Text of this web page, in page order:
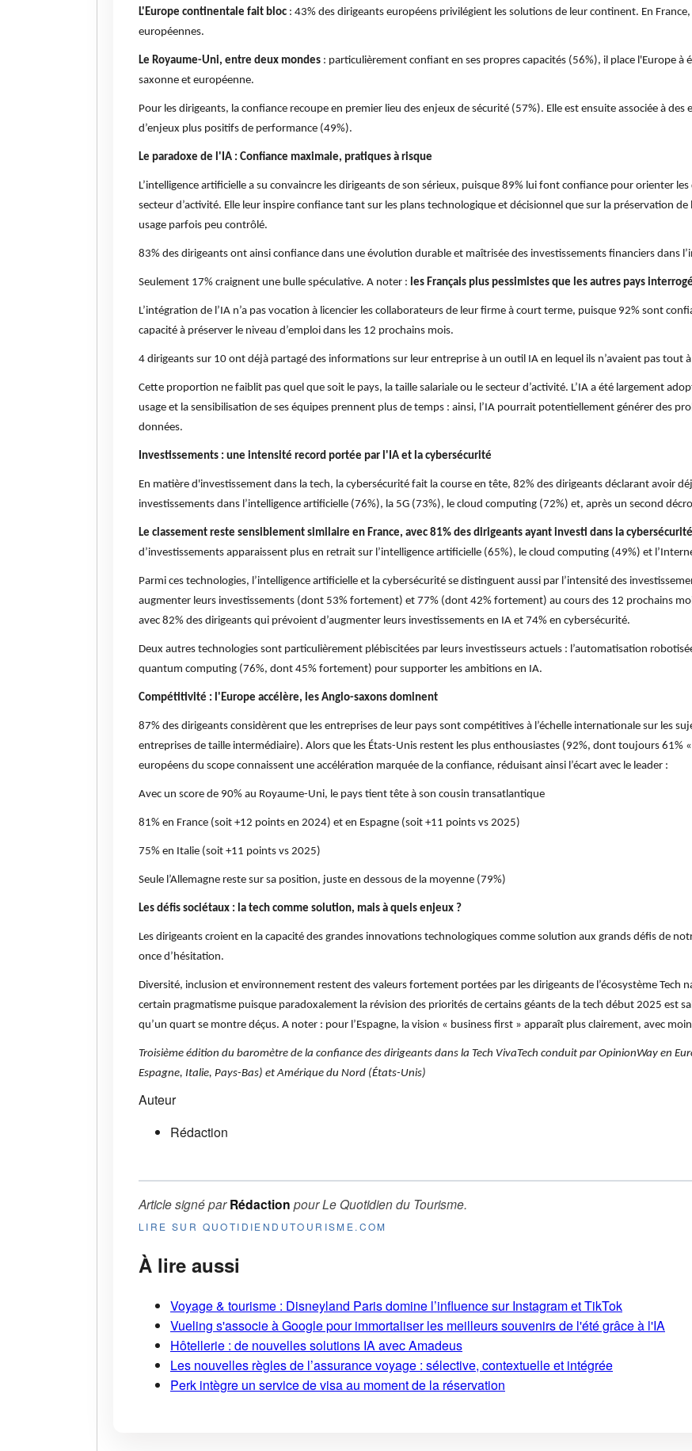
L'Europe continentale fait bloc : 43% des dirigeants européens privilégient les solutions de leur continent. En
européennes.
Le Royaume-Uni, entre deux mondes : particulièrement confiant en ses propres capacités (56%), il place l'Europe
saxonne et européenne.
Pour les dirigeants, la confiance recoupe en premier lieu des enjeux de sécurité (57%). Elle est ensuite associée à
d’enjeux plus positifs de performance (49%).
Le paradoxe de l'IA : Confiance maximale, pratiques à risque
L’intelligence artificielle a su convaincre les dirigeants de son sérieux, puisque 89% lui font confiance pour orienter
secteur d’activité. Elle leur inspire confiance tant sur les plans technologique et décisionnel que sur la préservation
usage parfois peu contrôlé.
83% des dirigeants ont ainsi confiance dans une évolution durable et maîtrisée des investissements financiers dans
Seulement 17% craignent une bulle spéculative. A noter : les Français plus pessimistes que les autres pays
L’intégration de l’IA n’a pas vocation à licencier les collaborateurs de leur firme à court terme, puisque 92% sont
capacité à préserver le niveau d’emploi dans les 12 prochains mois.
4 dirigeants sur 10 ont déjà partagé des informations sur leur entreprise à un outil IA en lequel ils n’avaient pas tout
Cette proportion ne faiblit pas quel que soit le pays, la taille salariale ou le secteur d’activité. L’IA a été largement
usage et la sensibilisation de ses équipes prennent plus de temps : ainsi, l’IA pourrait potentiellement générer des
données.
Investissements : une intensité record portée par l'IA et la cybersécurité
En matière d'investissement dans la tech, la cybersécurité fait la course en tête, 82% des dirigeants déclarant avoir
investissements dans l’intelligence artificielle (76%), la 5G (73%), le cloud computing (72%) et, après un second
Le classement reste sensiblement similaire en France, avec 81% des dirigeants ayant investi dans la
d’investissements apparaissent plus en retrait sur l’intelligence artificielle (65%), le cloud computing (49%) et
Parmi ces technologies, l’intelligence artificielle et la cybersécurité se distinguent aussi par l’intensité des
augmenter leurs investissements (dont 53% fortement) et 77% (dont 42% fortement) au cours des 12 prochains
avec 82% des dirigeants qui prévoient d’augmenter leurs investissements en IA et 74% en cybersécurité.
Deux autres technologies sont particulièrement plébiscitées par leurs investisseurs actuels : l’automatisation
quantum computing (76%, dont 45% fortement) pour supporter les ambitions en IA.
Compétitivité : l'Europe accélère, les Anglo-saxons dominent
87% des dirigeants considèrent que les entreprises de leur pays sont compétitives à l’échelle internationale sur les
entreprises de taille intermédiaire). Alors que les États-Unis restent les plus enthousiastes (92%, dont toujours 61%
européens du scope connaissent une accélération marquée de la confiance, réduisant ainsi l’écart avec le leader :
Avec un score de 90% au Royaume-Uni, le pays tient tête à son cousin transatlantique
81% en France (soit +12 points en 2024) et en Espagne (soit +11 points vs 2025)
75% en Italie (soit +11 points vs 2025)
Seule l’Allemagne reste sur sa position, juste en dessous de la moyenne (79%)
Les défis sociétaux : la tech comme solution, mais à quels enjeux ?
Les dirigeants croient en la capacité des grandes innovations technologiques comme solution aux grands défis de
once d’hésitation.
Diversité, inclusion et environnement restent des valeurs fortement portées par les dirigeants de l’écosystème Tech
certain pragmatisme puisque paradoxalement la révision des priorités de certains géants de la tech début 2025 est
qu’un quart se montre déçus. A noter : pour l’Espagne, la vision « business first » apparaît plus clairement, avec
Troisième édition du baromètre de la confiance des dirigeants dans la Tech VivaTech conduit par OpinionWay en
Espagne, Italie, Pays-Bas) et Amérique du Nord (États-Unis)
Auteur
Rédaction
Article signé parRédaction pourLe Quotidien du Tourisme.
LIRE SUR QUOTIDIENDUTOURISME.COM
À lire aussi
Voyage & tourisme : Disneyland Paris domine l’influence sur Instagram et TikTok
Vueling s'associe à Google pour immortaliser les meilleurs souvenirs de l'été grâce à l'IA
Hôtellerie : de nouvelles solutions IA avec Amadeus
Les nouvelles règles de l’assurance voyage : sélective, contextuelle et intégrée
Perk intègre un service de visa au moment de la réservation